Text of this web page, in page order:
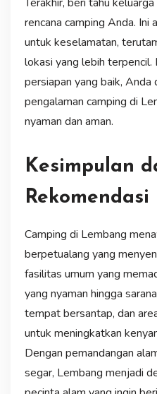
rencana camping Anda. Ini
untuk keselamatan,
lokasi yang lebih terpencil.
persiapan yang baik, Anda
pengalaman camping di
nyaman dan aman.
Kesimpulan
Rekomendasi
Camping di Lembang
berpetualang yang
fasilitas umum yang
yang nyaman hingga
tempat bersantap, dan
untuk meningkatkan
Dengan pemandangan
segar, Lembang menjadi